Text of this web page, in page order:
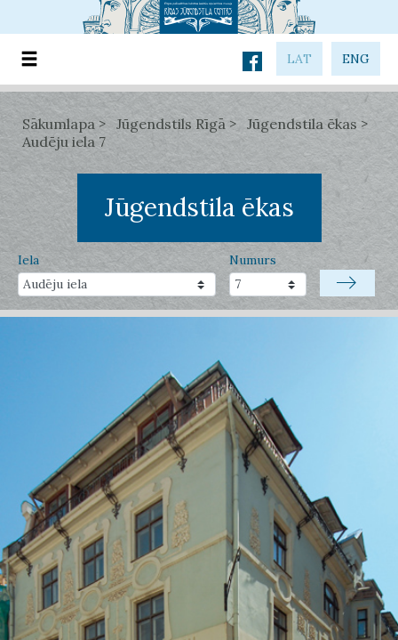
LAT ENG
Sākumlapa Jūgendstils Rīgā
Jūgendstila ēkas
Audēju iela 7
Jūgendstila ēkas
Iela Numurs